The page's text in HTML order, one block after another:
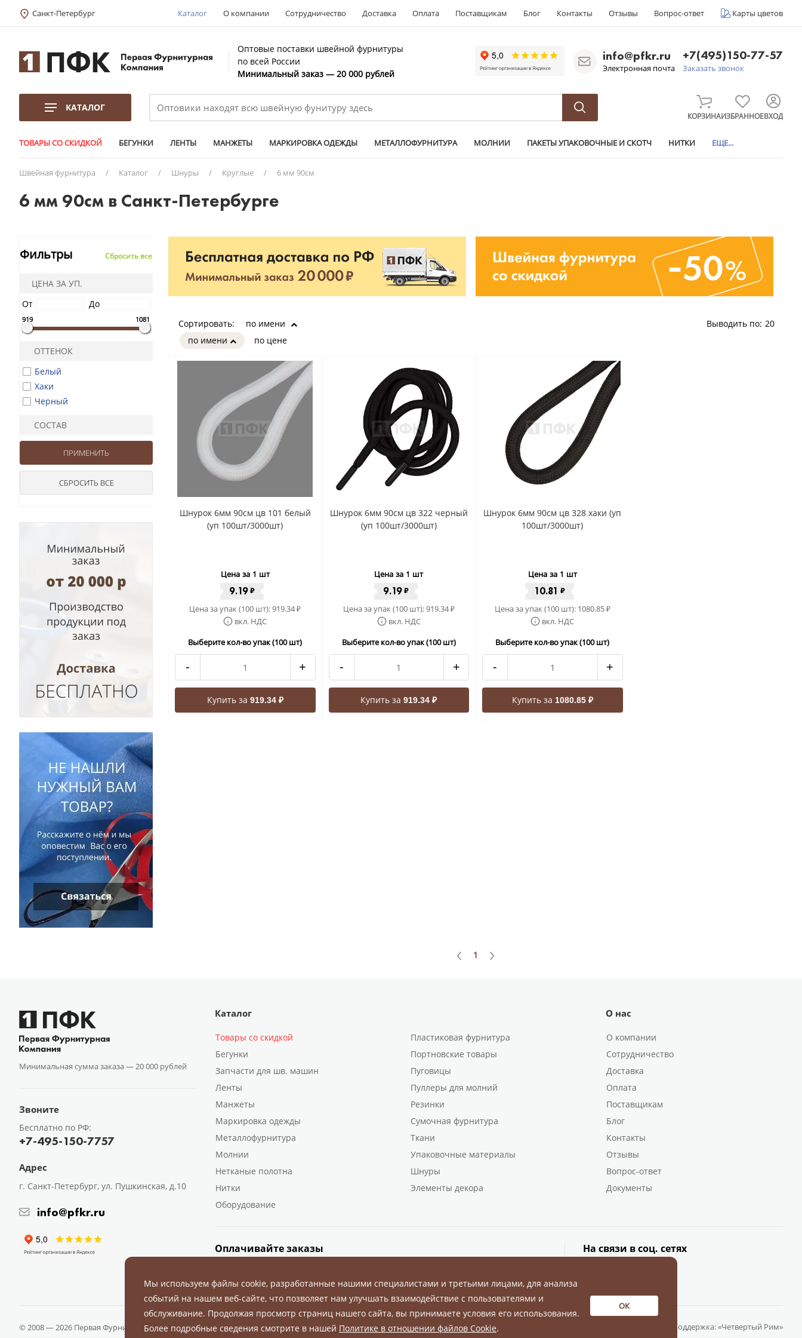
Санкт-Петербург Каталог О компании Сотрудничество Доставка Оплата Поставщикам Блог Контакты Отзывы Вопрос-ответ Карты цветов
Оптовые поставки швейной фурнитуры
по всей России
Минимальный заказ — 20 000 рублей
info@pfkr.ru
Электронная почта
+7(495)150-77-57
Заказать звонок
КАТАЛОГ
КОРЗИНАИЗБРАННОЕВХОД
ТОВАРЫ СО СКИДКОЙ БЕГУНКИ ЛЕНТЫ МАНЖЕТЫ МАРКИРОВКА ОДЕЖДЫ МЕТАЛЛОФУРНИТУРА МОЛНИИ ПАКЕТЫ УПАКОВОЧНЫЕ И СКОТЧ НИТКИ ЕЩЕ...
Швейная фурнитура / Каталог / Шнуры / Круглые / 6 мм 90см
6 мм 90см в Санкт-Петербурге
Фильтры Сбросить все
ЦЕНА ЗА УП.
От
До
919 1081
ОТТЕНОК
Белый
Хаки
Черный
СОСТАВ
Сортировать:
по имени
по цене
по имени Выводить по: 20
Шнурок 6мм 90см цв 101 белый
(уп 100шт/3000шт)
Цена за 1 шт
9.19₽
Цена за упак (100 шт):919.34₽
вкл. НДС
Выберите кол-во упак (100 шт)
- +
Купить за 919.34 ₽
Шнурок 6мм 90см цв 322 черный
(уп 100шт/3000шт)
Цена за 1 шт
9.19₽
Цена за упак (100 шт):919.34₽
вкл. НДС
Выберите кол-во упак (100 шт)
- +
Купить за919.34 ₽
Шнурок 6мм 90см цв 328 хаки (уп
100шт/3000шт)
Цена за 1 шт
10.81 ₽
Цена за упак (100 шт): 1080.85₽
вкл. НДС
Выберите кол-во упак (100 шт)
- +
Купить за 1080.85 ₽
1
Минимальная сумма заказа —20 000 рублей
Звоните
Бесплатно по РФ:
+7-495-150-7757
Адрес
г. Санкт-Петербург, ул. Пушкинская, д.10
info@pfkr.ru
Каталог
Товары со скидкой
Бегунки
Запчасти для шв. машин
Ленты
Манжеты
Маркировка одежды
Металлофурнитура
Молнии
Нетканые полотна
Нитки
Оборудование
Пластиковая фурнитура
Портновские товары
Пуговицы
Пуллеры для молний
Резинки
Сумочная фурнитура
Ткани
Упаковочные материалы
Шнуры
Элементы декора
О нас
О компании
Сотрудничество
Доставка
Оплата
Поставщикам
Блог
Контакты
Отзывы
Вопрос-ответ
Документы
Оплачивайте заказы На связи в соц. сетях
© 2008 — 2026 Первая Фурнитурная Компания.Все права защищены. Разработка и поддержка:«Четвертый Рим»
Мы используем файлы cookie, разработанные нашими специалистами и третьими лицами, для анализа
событий на нашем веб-сайте, что позволяет нам улучшать взаимодействие с пользователями и
обслуживание. Продолжая просмотр страниц нашего сайта, вы принимаете условия его использования.
Более подробные сведения смотрите в нашей Политике в отношении файлов Cookie.
ОК